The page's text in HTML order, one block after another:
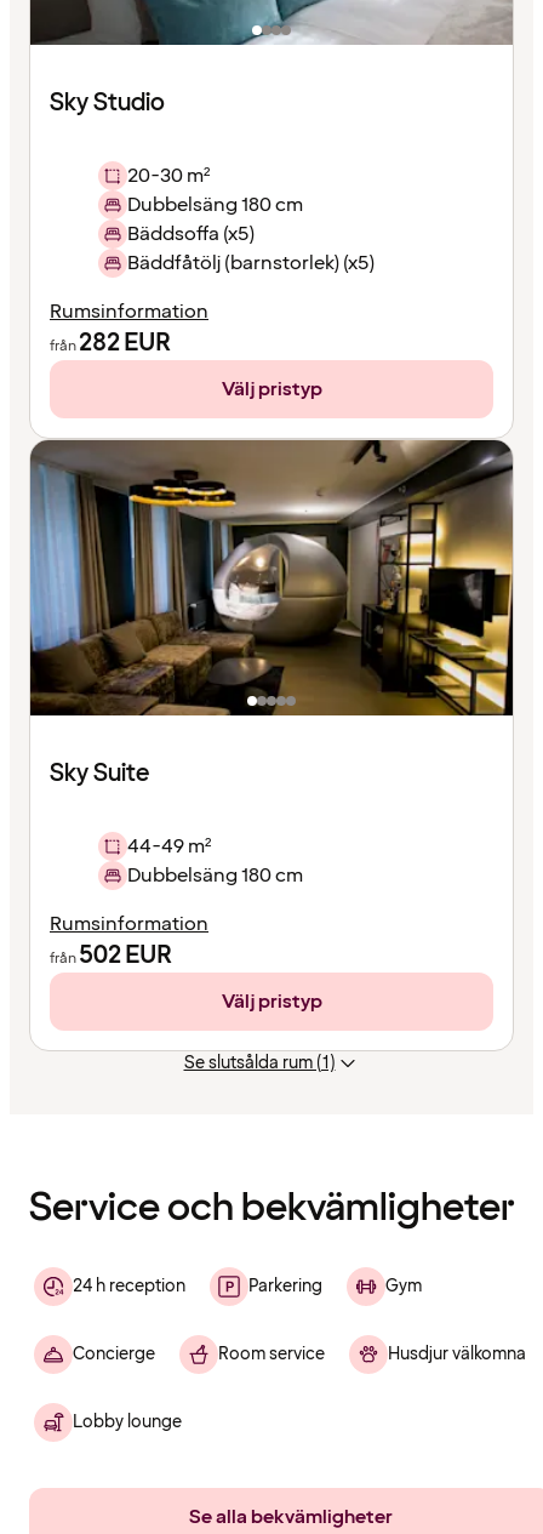
Sky Studio
20-30 m²
Dubbelsäng 180 cm
Bäddsoffa (x5)
Bäddfåtölj (barnstorlek) (x5)
Rumsinformation
från282EUR
Välj pristyp
Sky Suite
44-49 m²
Dubbelsäng 180 cm
Rumsinformation
från502EUR
Välj pristyp
Se slutsålda rum (1)
Service och bekvämligheter
24 h reception Parkering Gym
Concierge Room service Husdjur välkomna
Lobby lounge
Se alla bekvämligheter